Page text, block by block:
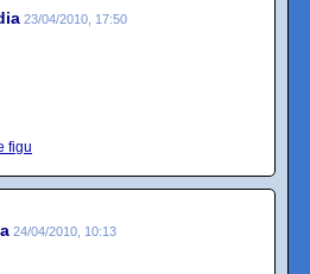
23/04/2010, 17:50
figu
24/04/2010, 10:13